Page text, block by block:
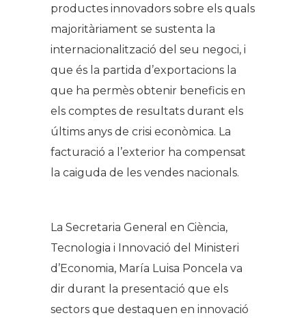
productes innovadors sobre els quals
majoritàriament se sustenta la
internacionalització del seu negoci, i
que és la partida d’exportacions la
que ha permès obtenir beneficis en
els comptes de resultats durant els
últims anys de crisi econòmica. La
facturació a l’exterior ha compensat
la caiguda de les vendes nacionals.
La Secretaria General en Ciència,
Tecnologia i Innovació del Ministeri
d’Economia, María Luisa Poncela va
dir durant la presentació que els
sectors que destaquen en innovació